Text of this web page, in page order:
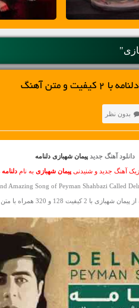
و متن آهنگ
بدون نظر
دانلود آهنگ جدید پیمان شهبازی دلنامه
آهنگ جدید و شنیدنی پیمان شهبازی به نام دلنامه
Amazing Song of Peyman Shahbazi Called
2 کیفیت 128 و 320 همراه با متن آهنگ